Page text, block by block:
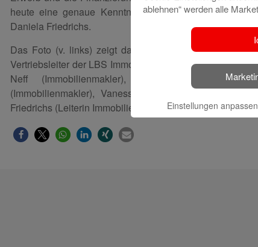
heute eine genaue Kenntnis des Marktes und eine
Daniela Friedrichs.
Das Foto (v. links) zeigt das erfolgreiche Team des
Vertriebsleiter der LBS Immobilien GmbH, Heribert
Neff (Immobilienmakler), Sonja Schäfer
(Immobilienmakler), Vanessa Neff und Brigitte Vas
Friedrichs (Leiterin ImmobilienCenter).
ablehnen“ werden alle
Einstellungen anpassen